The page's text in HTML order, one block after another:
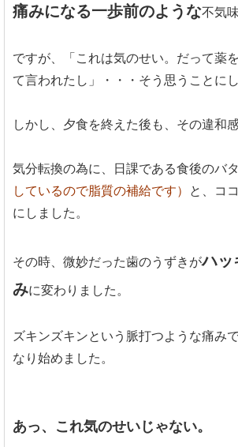
痛みになる一歩前のような不気
ですが、「これは気のせい。だって薬
て言われたし」・・・そう思うことにし
しかし、夕食を終えた後も、その違和
気分転換の為に、日課である食後のバ
しているので脂質の補給です）
と、コ
にしました。
その時、微妙だった歯のうずきがハッ
みに変わりました。
ズキンズキンという脈打つような痛み
なり始めました。
あっ、これ気のせいじゃない。